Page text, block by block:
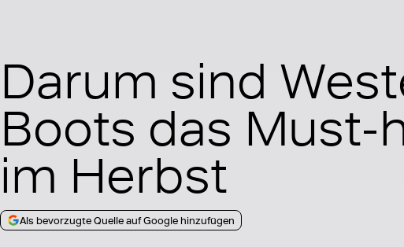
Darum sind
Boots das Must-
im Herbst
Als bevorzugte Quelle auf Google hinzufügen